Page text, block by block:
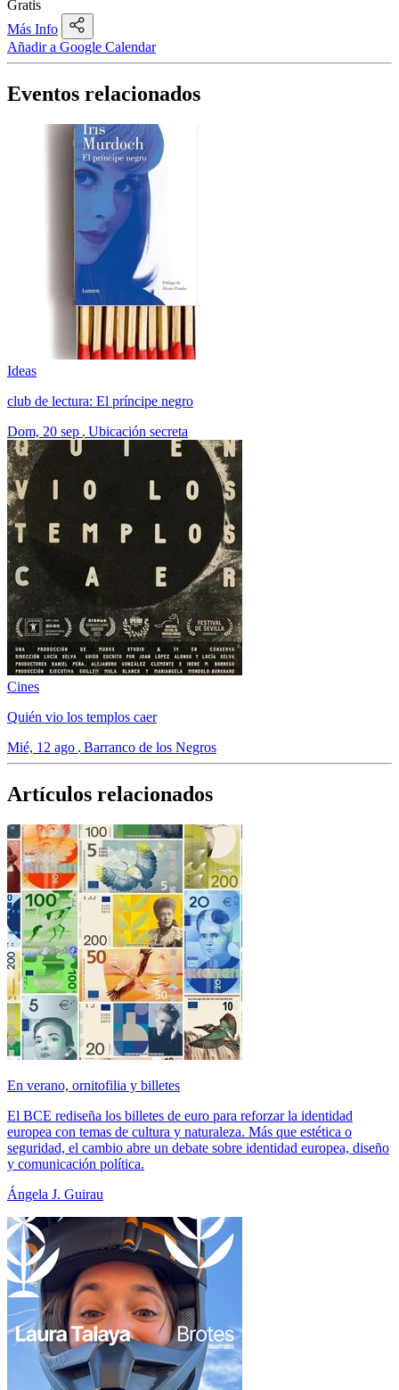
Gratis
Más Info
Añadir a Google Calendar
Eventos relacionados
Ideas
club de lectura: El príncipe negro
Dom, 20 sep Ubicación secreta
Cines
Quién vio los templos caer
Mié, 12 ago Barranco de los Negros
Artículos relacionados
En verano, ornitofilia y billetes
El BCE rediseña los billetes de euro para reforzar la identidad
europea con temas de cultura y naturaleza. Más que estética o
seguridad, el cambio abre un debate sobre identidad europea, diseño
y comunicación política.
Ángela J. Guirau